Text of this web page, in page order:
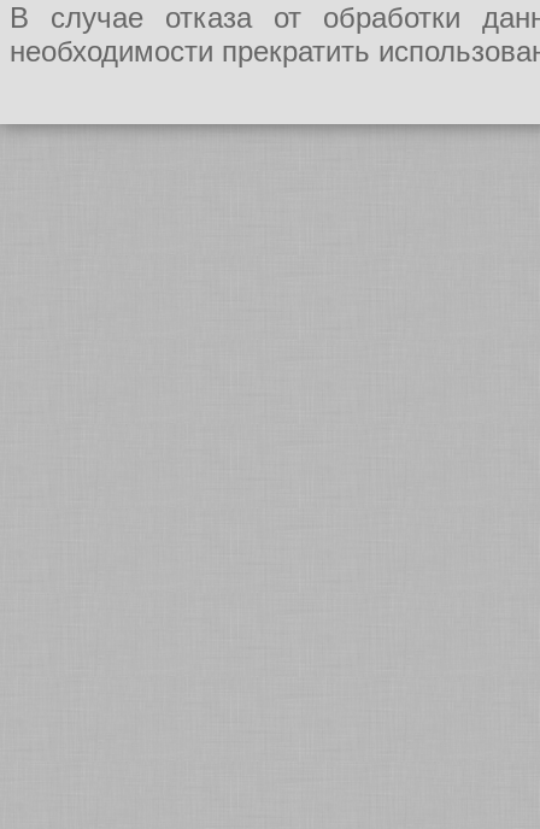
В случае отказа от обработки
необходимости прекратить